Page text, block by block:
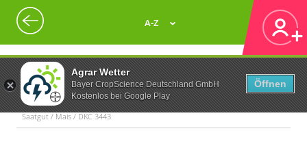
Agrar Wetter
Bayer CropScience Deutschland GmbH
Kostenlos bei Google Play
Öffnen
A-Z
Saatgut / Mais / DKC 3443